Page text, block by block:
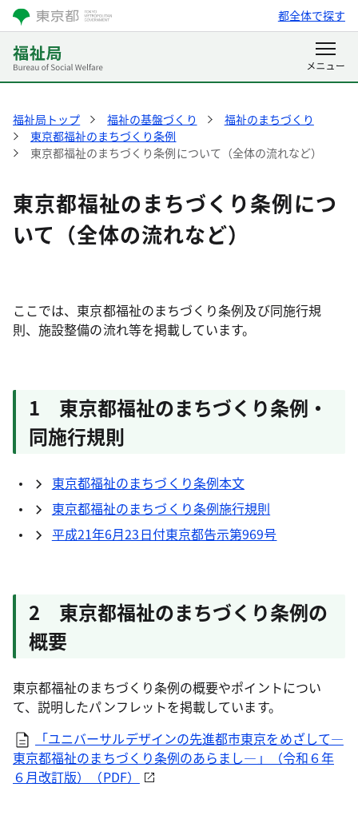
都全体で探す
福祉局トップ 福祉の基盤づくり
福祉のまちづくり
東京都福祉のまちづくり条例
東京都福祉のまちづくり条例について（全体の流れなど）
東京都福祉のまちづくり条例につ
いて（全体の流れなど）
ここでは、東京都福祉のまちづくり条例及び同施行規
則、施設整備の流れ等を掲載しています。
1 東京都福祉のまちづくり条例・
同施行規則
東京都福祉のまちづくり条例本文
東京都福祉のまちづくり条例施行規則
平成21年6月23日付東京都告示第969号
2 東京都福祉のまちづくり条例の
概要
東京都福祉のまちづくり条例の概要やポイントについ
て、説明したパンフレットを掲載しています。
「ユニバーサルデザインの先進都市東京をめざして―
東京都福祉のまちづくり条例のあらまし―」（令和６年
６月改訂版）（PDF）